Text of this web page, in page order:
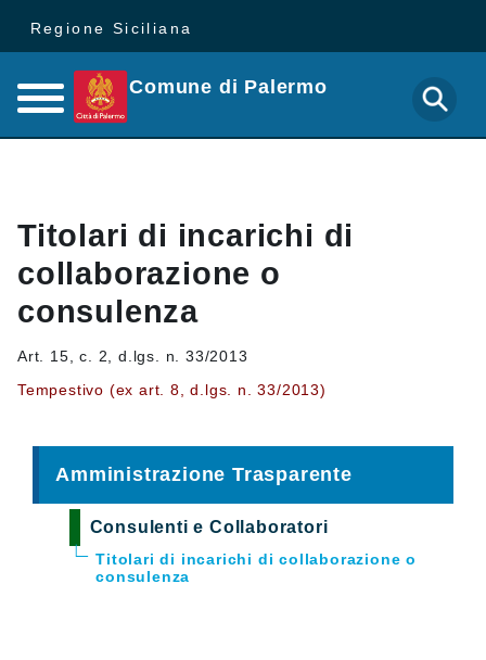
Regione Siciliana
Comune di Palermo
Titolari di incarichi di
collaborazione o
consulenza
Art. 15, c. 2, d.lgs. n. 33/2013
Tempestivo (ex art. 8, d.lgs. n. 33/2013)
Amministrazione Trasparente
Consulenti e Collaboratori
Titolari di incarichi di collaborazione o
consulenza